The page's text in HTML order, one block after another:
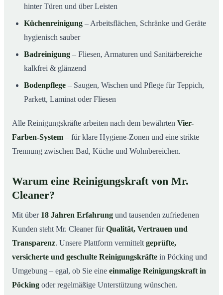
hinter Türen und über Leisten
Küchenreinigung – Arbeitsflächen, Schränke und Geräte
hygienisch sauber
Badreinigung – Fliesen, Armaturen und Sanitärbereiche
kalkfrei & glänzend
Bodenpflege – Saugen, Wischen und Pflege für Teppich,
Parkett, Laminat oder Fliesen
Alle Reinigungskräfte arbeiten nach dem bewährten Vier-
Farben-System – für klare Hygiene-Zonen und eine strikte
Trennung zwischen Bad, Küche und Wohnbereichen.
Warum eine Reinigungskraft von Mr.
Cleaner?
Mit über 18 Jahren Erfahrung und tausenden zufriedenen
Kunden steht Mr. Cleaner fürQualität, Vertrauen und
Transparenz. Unsere Plattform vermittelt geprüfte,
versicherte und geschulte Reinigungskräfte in Pöcking und
Umgebung – egal, ob Sie eine einmalige Reinigungskraft in
Pöcking oder regelmäßige Unterstützung wünschen.